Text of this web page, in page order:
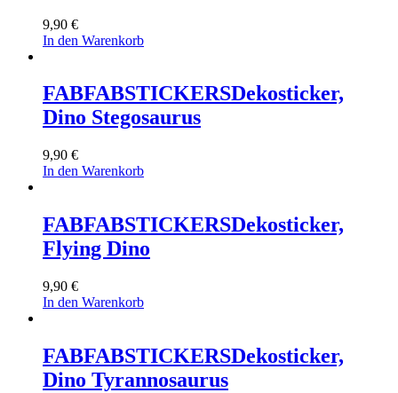
9,90 €
In den Warenkorb
FABFABSTICKERSDekosticker,
Dino Stegosaurus
9,90 €
In den Warenkorb
FABFABSTICKERSDekosticker,
Flying Dino
9,90 €
In den Warenkorb
FABFABSTICKERSDekosticker,
Dino Tyrannosaurus